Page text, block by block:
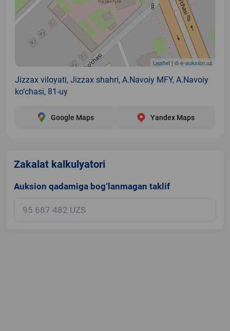
Leaflet | ©e-auksion.uz
Jizzax viloyati, Jizzax shahri, A.Navoiy MFY, A.Navoiy
ko‘chasi, 81-uy
Google Maps Yandex Maps
Zakalat kalkulyatori
Auksion qadamiga bog‘lanmagan taklif